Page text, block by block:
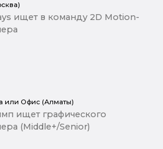
ищет в команду 2D Motion-
или Офис (Алматы)
ищет графического
(Middle+/Senior)